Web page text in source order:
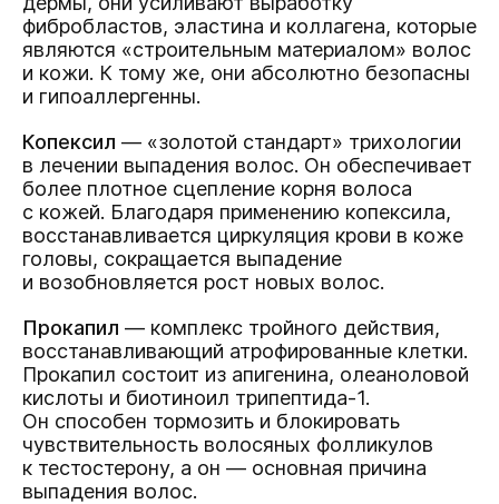
фибробластов, эластина и коллагена, которые
являются «строительным материалом» волос
и кожи. К тому же, они абсолютно безопасны
и гипоаллергенны.
Копексил — «золотой стандарт» трихологии
в лечении выпадения волос. Он обеспечивает
более плотное сцепление корня волоса
с кожей. Благодаря применению копексила,
восстанавливается циркуляция крови в коже
головы, сокращается выпадение
и возобновляется рост новых волос.
Прокапил — комплекс тройного действия,
восстанавливающий атрофированные клетки.
Прокапил состоит из апигенина, олеаноловой
кислоты и биотиноил трипептида-1.
Он способен тормозить и блокировать
чувствительность волосяных фолликулов
к тестостерону, а он — основная причина
выпадения волос.